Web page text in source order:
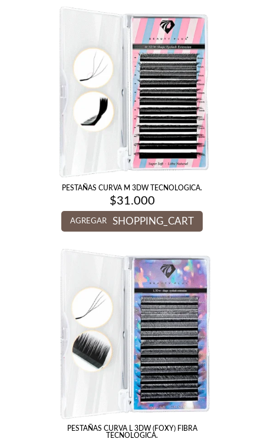
PESTAÑAS CURVA M 3DW TECNOLOGICA.
$31.000
AGREGAR SHOPPING_CART
PESTAÑAS CURVA L 3DW (FOXY) FIBRA
TECNOLOGICA.